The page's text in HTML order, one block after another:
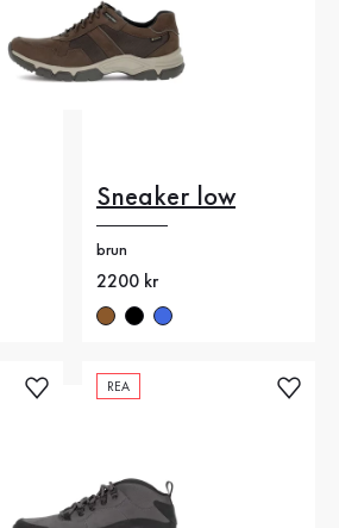
Sneaker low
brun
Nytt pris
2200 kr
REA